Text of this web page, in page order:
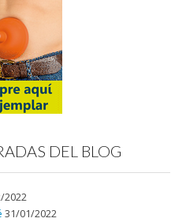
DEL BLOG
2022
31/01/2022